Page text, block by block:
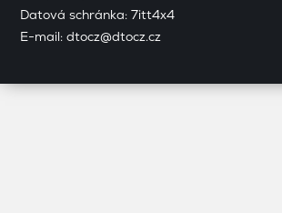
Datová schránka: 7itt4x4
E-mail:dtocz@dtocz.cz